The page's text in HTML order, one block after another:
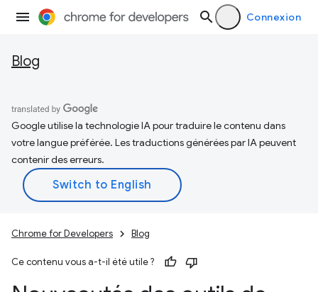
Connexion
Blog
Google utilise la technologie IA pour traduire le contenu dans
votre langue préférée. Les traductions générées par IA peuvent
contenir des erreurs.
Chrome for Developers Blog
Ce contenu vous a-t-il été utile ?